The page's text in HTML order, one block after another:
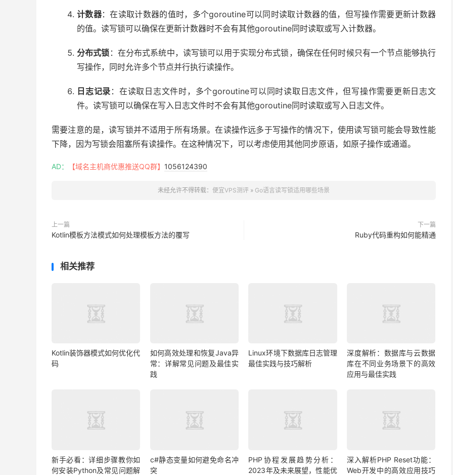
计数器：在读取计数器的值时，多个goroutine可以同时读取计数器的值，但写操作需要更新计数器
的值。读写锁可以确保在更新计数器时不会有其他goroutine同时读取或写入计数器。
分布式锁 ：在分布式系统中，读写锁可以用于实现分布式锁，确保在任何时候只有一个节点能够执行
写操作，同时允许多个节点并行执行读操作。
日志记录 ：在读取日志文件时，多个goroutine可以同时读取日志文件，但写操作需要更新日志文
件。读写锁可以确保在写入日志文件时不会有其他goroutine同时读取或写入日志文件。
需要注意的是，读写锁并不适用于所有场景。在读操作远多于写操作的情况下，使用读写锁可能会导致性能
下降，因为写锁会阻塞所有读操作。在这种情况下，可以考虑使用其他同步原语，如原子操作或通道。
AD： 【域名主机商优惠推送QQ群】 1056124390
未经允许不得转载： 便宜VPS测评 » Go语言读写锁适用哪些场景
上一篇
Kotlin模板方法模式如何处理模板方法的覆写
下一篇
Ruby代码重构如何能精通
相关推荐
Kotlin装饰器模式如何优化代
码
如何高效处理和恢复Java异
常：详解常见问题及最佳实
践
Linux环境下数据库日志管理
最佳实践与技巧解析
深度解析：数据库与云数据
库在不同业务场景下的高效
应用与最佳实践
新手必看：详细步骤教你如
何安装Python及常见问题解
c#静态变量如何避免命名冲
突
PHP协程发展趋势分析：
2023年及未来展望，性能优
深入解析PHP Reset功能：
Web开发中的高效应用技巧